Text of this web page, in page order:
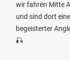
wir fahren Mitte
und sind dort
begeisterter
🎣